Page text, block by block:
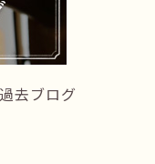
去ブログ